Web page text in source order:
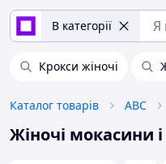
В категорії
Крокси жіночі
Каталог товарів ABC
Жіночі мокасини